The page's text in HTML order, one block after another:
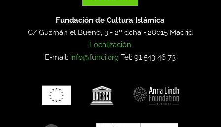
Fundación de Cultura Islámica
C/ Guzmán el Bueno, 3 - 2º dcha -28015 Madrid
Localización
E-mail: info@funci.org Tel: 91 543 46 73